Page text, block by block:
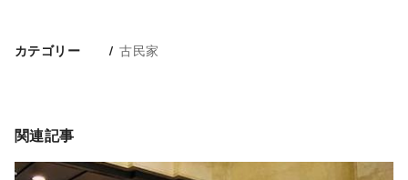
カテゴリー 古民家
関連記事